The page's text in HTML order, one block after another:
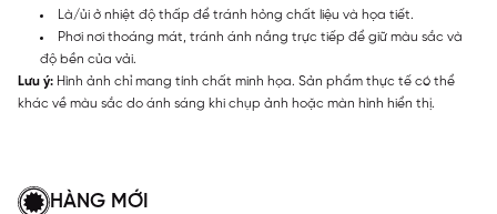
Là/ủi ở nhiệt độ thấp để tránh hỏng chất liệu và họa tiết.
Phơi nơi thoáng mát, tránh ánh nắng trực tiếp để giữ màu sắc và
độ bền của vải.
Lưu ý: Hình ảnh chỉ mang tính chất minh họa. Sản phẩm thực tế có thể
khác về màu sắc do ánh sáng khi chụp ảnh hoặc màn hình hiển thị.
HÀNG MỚI